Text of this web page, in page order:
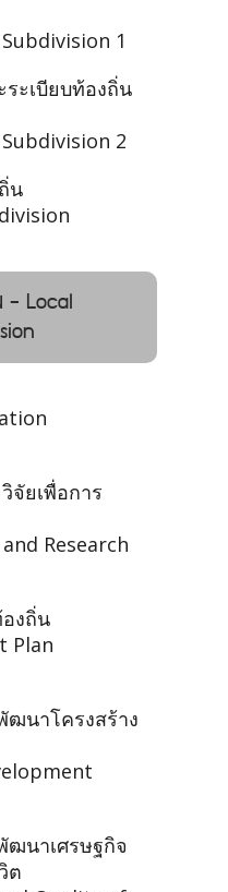
1
ะเบียบท้องถิ่น
2
น
- Local
จัยเพื่อการ
Research
งถิ่น
Plan
ฒนาโครงสร้าง
ฒนาเศรษฐกิจ
ต